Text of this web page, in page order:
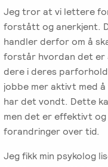
Videreutdanning
for
terapeuter
EFT-
C
-
Videreutdanning
i
parterapi
spørsmål
i
Norge
Jeg tror at vi lettere
forstått og anerkjent.
handler derfor om å
forstår hvordan det er
dere i deres
jobbe mer aktivt med
har det vondt. Dette
men det er effektivt
forandringer over tid.
Jeg fikk min psykolog